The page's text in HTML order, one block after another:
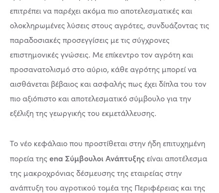
επιτρέπει να παρέχει ακόμα πιο αποτελεσματικές και
ολοκληρωμένες λύσεις στους αγρότες, συνδυάζοντας τις
παραδοσιακές προσεγγίσεις με τις σύγχρονες
επιστημονικές γνώσεις. Με επίκεντρο τον αγρότη και
προσανατολισμό στο αύριο, κάθε αγρότης μπορεί να
αισθάνεται βέβαιος και ασφαλής πως έχει δίπλα του τον
πιο αξιόπιστο και αποτελεσματικό σύμβουλο για την
εξέλιξη της γεωργικής του εκμετάλλευσης.
Το νέο κεφάλαιο που προστίθεται στην ήδη επιτυχημένη
πορεία τηςena Σύμβουλοι Ανάπτυξηςείναι αποτέλεσμα
της μακροχρόνιας δέσμευσης της εταιρείας στην
ανάπτυξη του αγροτικού τομέα της Περιφέρειας και της